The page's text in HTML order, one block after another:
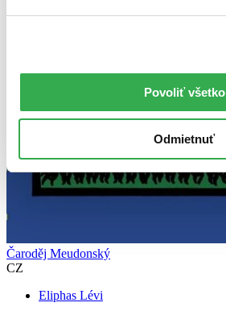
Povoliť všetko
Odmietnuť
Čaroděj Meudonský
CZ
Eliphas Lévi